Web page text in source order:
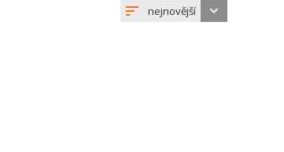
nejnovější